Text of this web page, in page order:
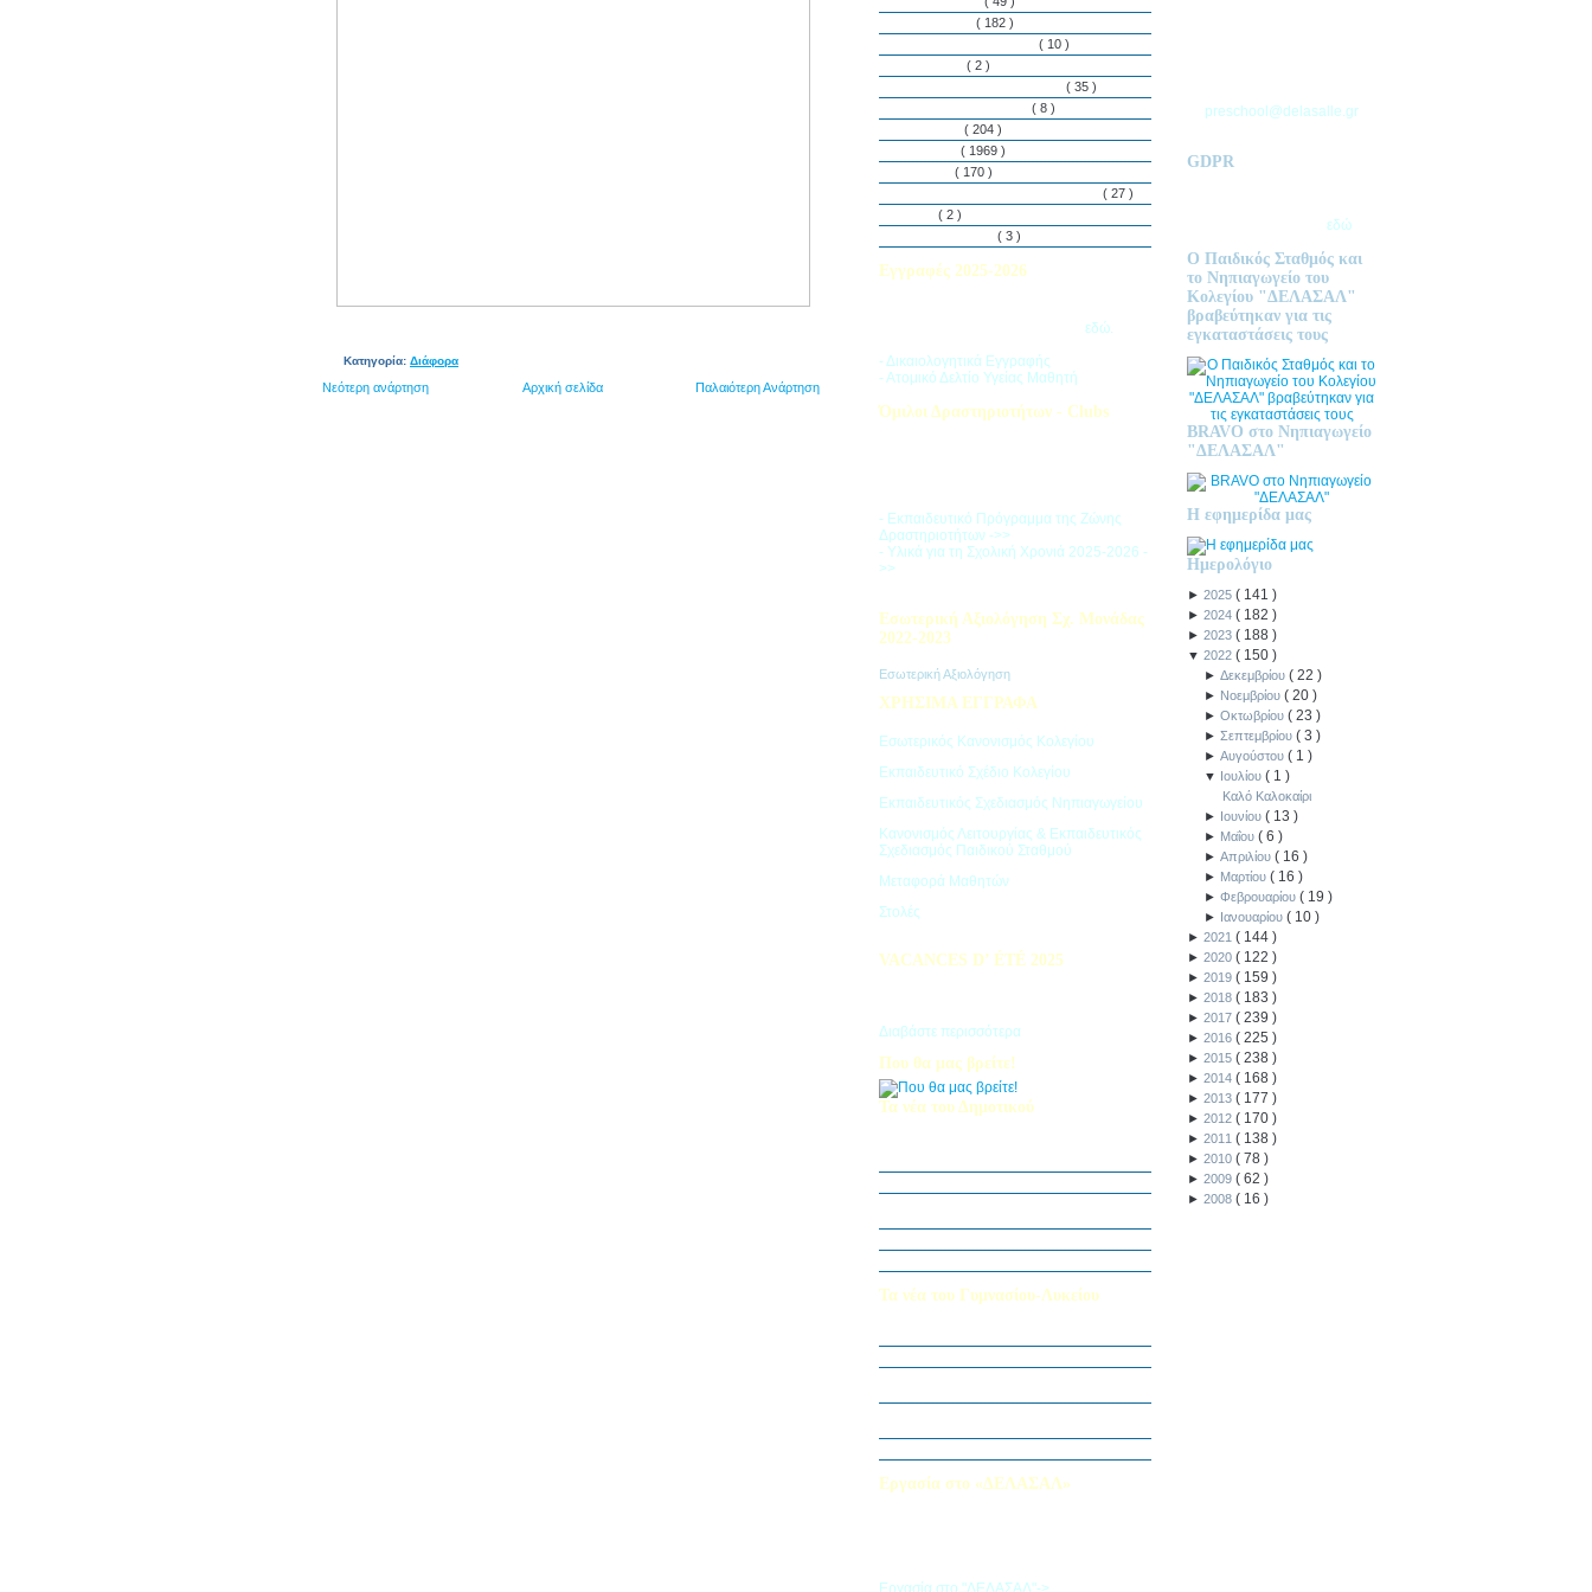
Κατηγορία: Διάφορα
Νεότερη ανάρτηση Παλαιότερη Ανάρτηση
Αρχική σελίδα
( 182 )
( 10 )
( 2 )
( 35 )
( 8 )
( 204 )
( 1969 )
( 170 )
( 27 )
( 2 )
( 3 )
Εγγραφές 2025-2026
εδώ.
- Δικαιολογητικά Εγγραφής
- Ατομικό Δελτίο Υγείας Μαθητή
Όμιλοι Δραστηριοτήτων - Clubs
- Εκπαιδευτικό Πρόγραμμα της Ζώνης
Δραστηριοτήτων ->>
- Υλικά για τη Σχολική Χρονιά 2025-2026 -
>>
Εσωτερική Αξιολόγηση Σχ. Μονάδας
2022-2023
Εσωτερική Αξιολόγηση
ΧΡΗΣΙΜΑ ΕΓΓΡΑΦΑ
Εσωτερικός Κανονισμός Κολεγίου
Εκπαιδευτικό Σχέδιο Κολεγίου
Εκπαιδευτικός Σχεδιασμός Νηπιαγωγείου
Κανονισμός Λειτουργίας & Εκπαιδευτικός
Σχεδιασμός Παιδικού Σταθμού
Μεταφορά Μαθητών
Στολές
VACANCES D’ ÉTÉ 2025
Διαβάστε περισσότερα
Που θα μας βρείτε!
Τα νέα του Δημοτικού
Τα νέα του Γυμνασίου-Λυκείου
Εργασία στο «ΔΕΛΑΣΑΛ»
Εργασία στο "ΔΕΛΑΣΑΛ"->
preschool@delasalle.gr
GDPR
εδώ
Ο Παιδικός Σταθμός και
το Νηπιαγωγείο του
Κολεγίου "ΔΕΛΑΣΑΛ"
βραβεύτηκαν για τις
εγκαταστάσεις τους
BRAVO στο Νηπιαγωγείο
"ΔΕΛΑΣΑΛ"
Η εφημερίδα μας
Ημερολόγιο
► 2025 ( 141 )
► 2024 ( 182 )
► 2023 ( 188 )
▼ 2022 ( 150 )
►Δεκεμβρίου(22)
► Νοεμβρίου(20)
►Οκτωβρίου(23)
►Σεπτεμβρίου(3)
►Αυγούστου( 1)
▼ Ιουλίου( 1)
Καλό Καλοκαίρι
► Ιουνίου( 13)
► Μαΐου(6)
►Απριλίου( 16)
► Μαρτίου( 16)
►Φεβρουαρίου( 19)
► Ιανουαρίου( 10)
► 2021 ( 144 )
► 2020 ( 122 )
► 2019 ( 159 )
► 2018 ( 183 )
► 2017 ( 239 )
► 2016 ( 225 )
► 2015 ( 238 )
► 2014 ( 168 )
► 2013 ( 177 )
► 2012 ( 170 )
► 2011 ( 138 )
► 2010 ( 78 )
► 2009 ( 62 )
► 2008 ( 16 )